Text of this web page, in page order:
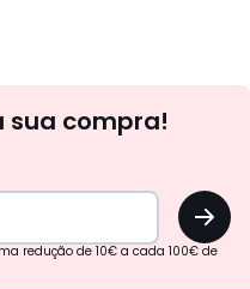
sua compra!
OK
redução de 10€ a cada 100€ de